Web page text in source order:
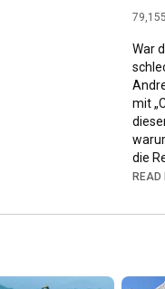
War
mit
die
Mir
2:34
READ